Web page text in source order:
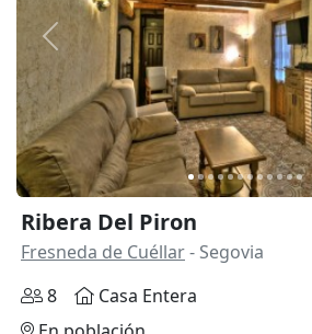
Anterior
Ribera Del Piron
Fresneda de Cuéllar- Segovia
8
Casa Entera